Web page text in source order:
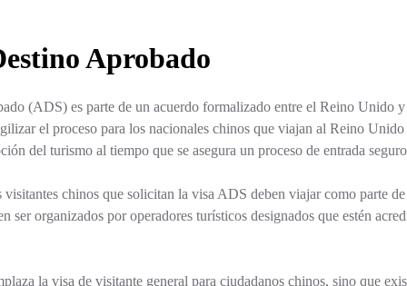
Aprobado
(ADS) es parte de un acuerdo formalizado entre el Reino Unido
el proceso para los nacionales chinos que viajan al Reino
del turismo al tiempo que se asegura un proceso de entrada
chinos que solicitan la visa ADS deben viajar como parte
ser organizados por operadores turísticos designados que estén
la visa de visitante general para ciudadanos chinos, sino que